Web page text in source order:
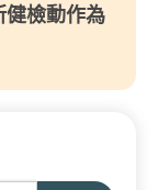
健檢動作為